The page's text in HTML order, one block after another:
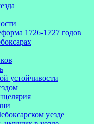
1726-1727 годов
устойчивости
уезде